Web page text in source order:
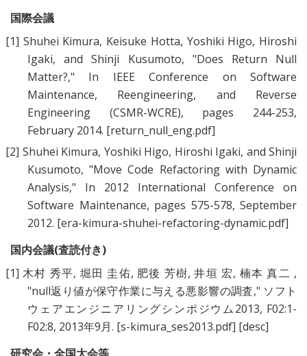
国際会議
[1] Shuhei Kimura, Keisuke Hotta, Yoshiki Higo, Hiroshi
Igaki, andShinji Kusumoto, "Does Return Null
Matter?," In IEEE Conference on Software
Maintenance, Reengineering, and Reverse
Engineering (CSMR-WCRE), pages 244-253,
February 2014. [return_null_eng.pdf]
[2] Shuhei Kimura, Yoshiki Higo, Hiroshi Igaki, and Shinji
Kusumoto, "Move Code Refactoring with Dynamic
Analysis," In 2012 International Conference on
Software Maintenance, pages 575-578, September
2012. [era-kimura-shuhei-refactoring-dynamic.pdf]
国内会議(査読付き)
[1] 木村 秀平, 堀田 圭佑, 肥後 芳樹,井垣 宏, 楠本 真二 ,
"null返り値が保守作業に与える悪影響の調査," ソフト
ウェアエンジニアリングシンポジウム2013, F02:1-
F02:8, 2013年9月. [s-kimura_ses2013.pdf] [desc]